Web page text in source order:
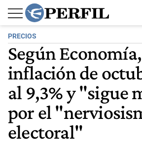
PRECIOS
Según
inflación de
al 9,3% y "sigue
por el
electoral"